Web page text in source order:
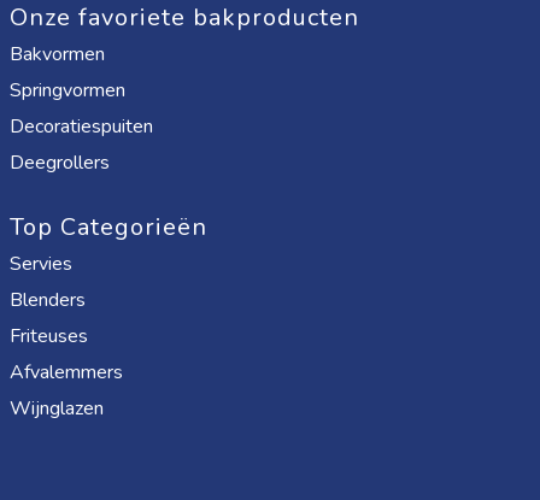
Onze favoriete bakproducten
Bakvormen
Springvormen
Decoratiespuiten
Deegrollers
Top Categorieën
Servies
Blenders
Friteuses
Afvalemmers
Wijnglazen